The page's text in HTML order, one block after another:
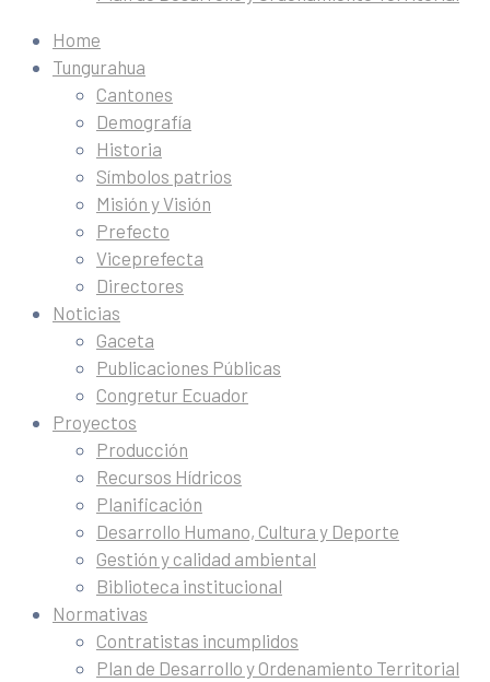
Home
Tungurahua
Cantones
Demografía
Historia
Símbolos patrios
Misión y Visión
Prefecto
Viceprefecta
Directores
Noticias
Gaceta
Publicaciones Públicas
Congretur Ecuador
Proyectos
Producción
Recursos Hídricos
Planificación
Desarrollo Humano, Cultura y Deporte
Gestión y calidad ambiental
Biblioteca institucional
Normativas
Contratistas incumplidos
Plan de Desarrollo y Ordenamiento Territorial